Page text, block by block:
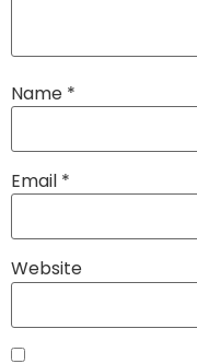
Name *
Email *
Website